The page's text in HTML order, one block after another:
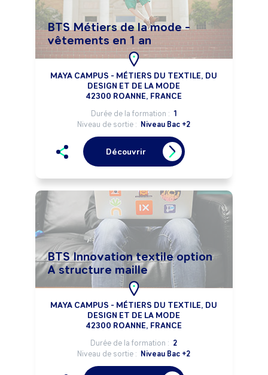
BTS Métiers de la mode -
vêtements en 1 an
MAYA CAMPUS - MÉTIERS DU TEXTILE, DU
DESIGN ET DE LA MODE
42300 ROANNE, FRANCE
Durée de la formation : 1
Niveau de sortie : Niveau Bac +2
Découvrir
BTS Innovation textile option
A structure maille
MAYA CAMPUS - MÉTIERS DU TEXTILE, DU
DESIGN ET DE LA MODE
42300 ROANNE, FRANCE
Durée de la formation : 2
Niveau de sortie : Niveau Bac +2